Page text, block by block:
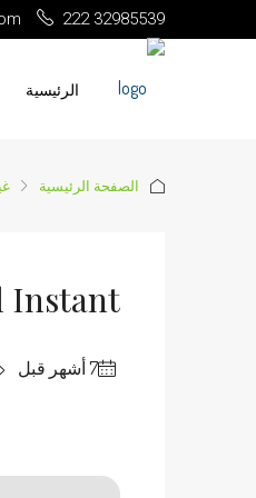
222 32985539
الرئيسية
الصفحة الرئيسية
Instant